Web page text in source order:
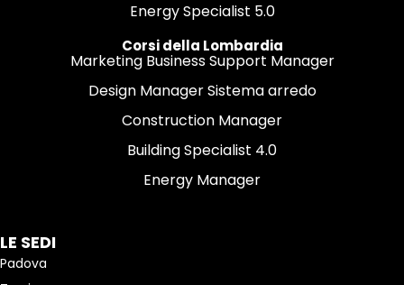
Energy Specialist 5.0
Corsi della Lombardia
Marketing Business Support Manager
Design Manager Sistema arredo
Construction Manager
Building Specialist 4.0
Energy Manager
LE SEDI
Padova